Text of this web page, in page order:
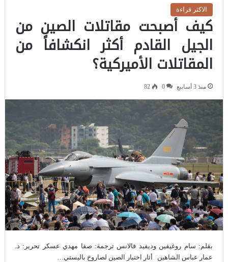
الاكثر قراءة
كيف أصبحت مقاتلات الصين من
الجيل القادم أكثر انكشافاً من
المقاتلات الأميركية؟
منذ 3 أسابيع 0
82
بقلم: سام روغيفين وديفيد فالانس ترجمة: صفا مهدي عسكر تحرير: د.
عمار عباس الشاهين أثار اختبار الصين لصاروخ باليستي…